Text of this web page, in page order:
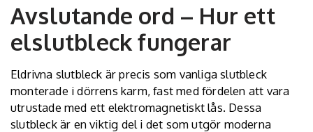
Avslutande ord – Hur ett
elslutbleck fungerar
Eldrivna slutbleck är precis som vanliga slutbleck
monterade i dörrens karm, fast med fördelen att vara
utrustade med ett elektromagnetiskt lås. Dessa
slutbleck är en viktig del i det som utgör moderna